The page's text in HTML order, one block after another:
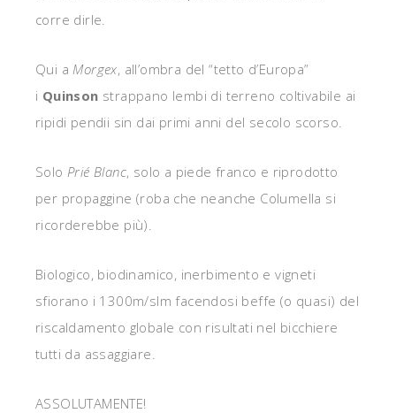
corre dirle.
Qui a Morgex, all’ombra del “tetto d’Europa”
i Quinson strappano lembi di terreno coltivabile ai
ripidi pendii sin dai primi anni del secolo scorso.
Solo Prié Blanc, solo a piede franco e riprodotto
per propaggine (roba che neanche Columella si
ricorderebbe più).
Biologico, biodinamico, inerbimento e vigneti
sfiorano i 1300m/slm facendosi beffe (o quasi) del
riscaldamento globale con risultati nel bicchiere
tutti da assaggiare.
ASSOLUTAMENTE!